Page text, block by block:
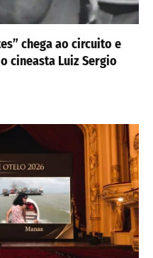
chega ao circuito e
cineasta Luiz Sergio